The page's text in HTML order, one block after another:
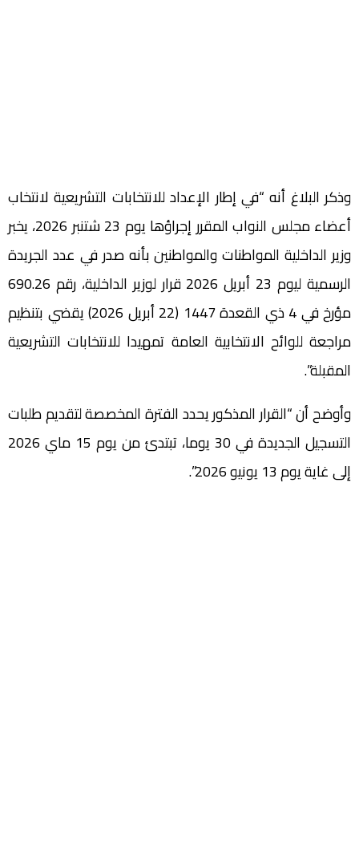
وذكر البلاغ أنه “في إطار الإعداد للانتخابات التشريعية لانتخاب
أعضاء مجلس النواب المقرر إجراؤها يوم 23 شتنبر 2026، يخبر
وزير الداخلية المواطنات والمواطنين بأنه صدر في عدد الجريدة
الرسمية ليوم 23 أبريل 2026 قرار لوزير الداخلية، رقم 690.26
مؤرخ في 4 ذي القعدة 1447 (22 أبريل 2026) يقضي بتنظيم
مراجعة للوائح الانتخابية العامة تمهيدا للانتخابات التشريعية
المقبلة”.
وأوضح أن “القرار المذكور يحدد الفترة المخصصة لتقديم طلبات
التسجيل الجديدة في 30 يوما، تبتدئ من يوم 15 ماي 2026
إلى غاية يوم 13 يونيو 2026”.